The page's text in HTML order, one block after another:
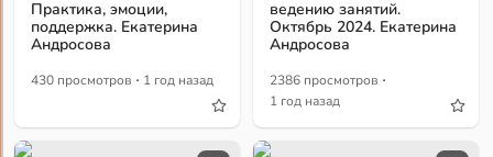
Практика, эмоции,
поддержка. Екатерина
Андросова
430 просмотров · 1 год назад
ведению занятий.
Октябрь 2024. Екатерина
Андросова
2386 просмотров ·
1 год назад